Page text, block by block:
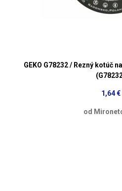
GEKO G78232 / Rezný kotúč
1,64 €
od